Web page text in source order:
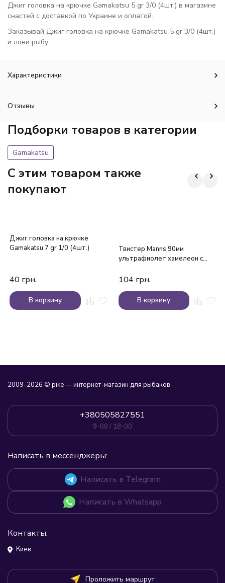
Джиг головка на крючке Gamakatsu 5 gr 3/0 (4шт.) в магазине
снастей с доставкой по Украине и оплатой.
Заказывай Джиг головка на крючке Gamakatsu 5 gr 3/0 (4шт.)
и лови рыбу
Характеристики
Отзывы
Подборки товаров в категории
Gamakatsu
C этим товаром также
покупают
Джиг головка на крючке
Gamakatsu 7 gr 1/0 (4шт.)
40 грн.
В корзину
Твистер Manns 90мм
ультрафиолет хамелеон с
104 грн.
В корзину
2009-2026 © pike — интернет-магазин для рыбаков
+380505827551
9-00 / 18-00
Написать в мессенджеры:
Написать в Telegram
Написать в Whatsapp
Контакты:
Киев
Проложить маршрут